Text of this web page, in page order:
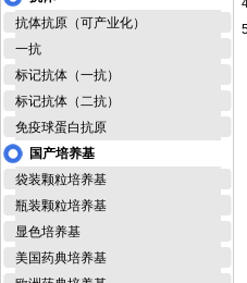
抗体抗原（可产业化）
一抗
标记抗体（一抗）
标记抗体（二抗）
免疫球蛋白抗原
国产培养基
袋装颗粒培养基
瓶装颗粒培养基
显色培养基
美国药典培养基